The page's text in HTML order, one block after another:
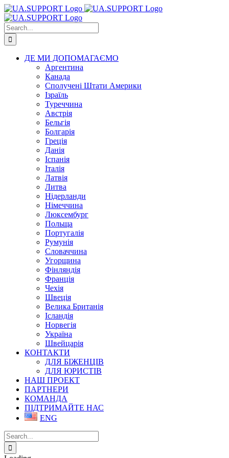
Skip
to
content
Search
for:
ДЕ МИ ДОПОМАГАЄМО
Аргентина
Канада
Сполучені Штати Америки
Ізраїль
Туреччина
Австрія
Бельгія
Болгарія
Греція
Данія
Іспанія
Італія
Латвія
Литва
Нідерланди
Німеччина
Люксембург
Польща
Португалія
Румунія
Словаччина
Угорщина
Фінляндія
Франція
Чехія
Швеція
Велика Британія
Ісландія
Норвегія
Україна
Швейцарія
КОНТАКТИ
ДЛЯ БІЖЕНЦІВ
ДЛЯ ЮРИСТІВ
НАШ ПРОЕКТ
ПАРТНЕРИ
КОМАНДА
ПІДТРИМАЙТЕ НАС
ENG
Search
for: